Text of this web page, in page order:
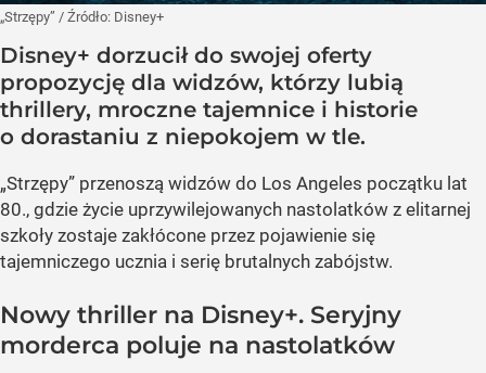
„Strzępy” / Źródło: Disney+
Disney+ dorzucił do swojej oferty
propozycję dla widzów, którzy lubią
thrillery, mroczne tajemnice i historie
o dorastaniu z niepokojem w tle.
„Strzępy” przenoszą widzów do Los Angeles początku lat
80., gdzie życie uprzywilejowanych nastolatków z elitarnej
szkoły zostaje zakłócone przez pojawienie się
tajemniczego ucznia i serię brutalnych zabójstw.
Nowy thriller na Disney+. Seryjny
morderca poluje na nastolatków